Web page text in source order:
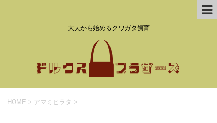
大人から始めるクワガタ飼育
HOME > アマミヒラタ >